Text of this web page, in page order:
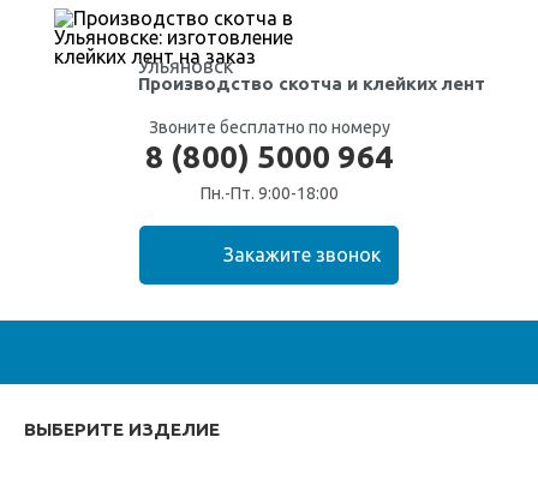
Ульяновск
Производство скотча и клейких лент
Звоните бесплатно по номеру
8 (800) 5000 964
Пн.-Пт. 9:00-18:00
ВЫБЕРИТЕ ИЗДЕЛИЕ